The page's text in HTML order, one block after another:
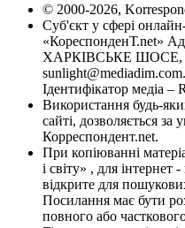
© 2000-2026,
Суб'єкт у сфері
«КореспонденТ.net»
ХАРКІВСЬКЕ ШОСЕ,
Ідентифікатор медіа –
Використання будь-
сайті, дозволяється
Корреспондент.net.
При копіюванні
і світу» , для
відкрите для
Посилання має бути
повного або